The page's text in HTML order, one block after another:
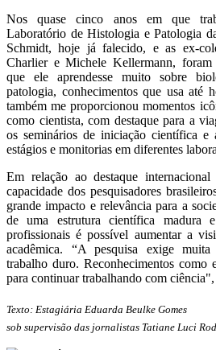
Nos quase cinco anos em que
Laboratório de Histologia e Patologia
Schmidt, hoje já falecido, e as ex-
Charlier e Michele Kellermann, foram
que ele aprendesse muito sobre
patologia, conhecimentos que usa até
também me proporcionou momentos
como cientista, com destaque para a
os seminários de iniciação científica e
estágios e monitorias em diferentes
Em relação ao destaque
capacidade dos pesquisadores
grande impacto e relevância para a
de uma estrutura científica madura
profissionais é possível aumentar a
acadêmica. “A pesquisa exige muita
trabalho duro. Reconhecimentos como
para continuar trabalhando com
Texto: Estagiária Eduarda Beulke Gomes
sob supervisão das jornalistas Tatiane Luci